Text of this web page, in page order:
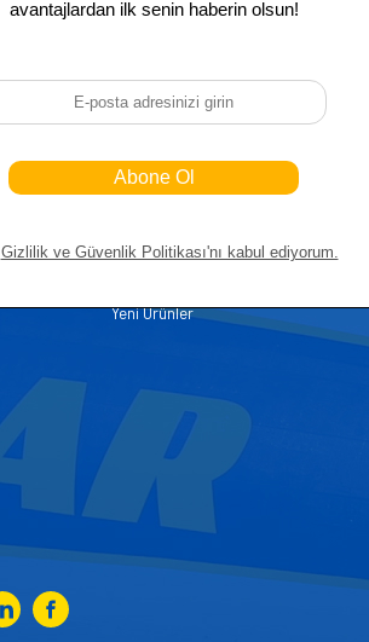
ürün bulunmaktadır.
Hızlı Erişim
Yeni Ürünler